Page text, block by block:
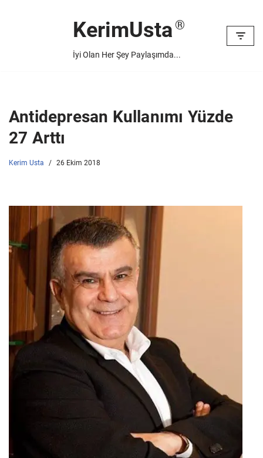
KerimUsta
İyi Olan Her Şey Paylaşımda...
Antidepresan Kullanımı Yüzde
27 Arttı
Kerim Usta 26 Ekim 2018